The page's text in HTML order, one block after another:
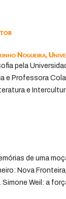
Nogueira,
pela
e Professora
e
de uma
Nova
Simone Weil: a